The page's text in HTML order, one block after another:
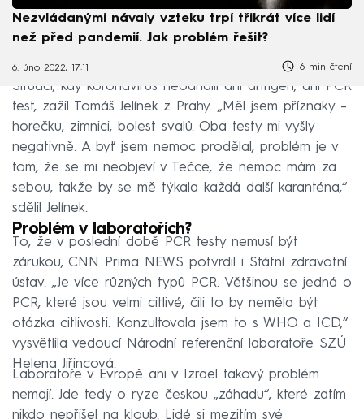
Nezvládanými návaly vzteku trpí třikrát více lidí
než před pandemií. Jak problém řešit?
6. úno 2022, 17:11 6 min čtení
Situaci, kdy koronavirus neodhalil ani antigen, ani PCR
test, zažil Tomáš Jelínek z Prahy. „Měl jsem příznaky –
horečku, zimnici, bolest svalů. Oba testy mi vyšly
negativně. A byť jsem nemoc prodělal, problém je v
tom, že se mi neobjeví v Tečce, že nemoc mám za
sebou, takže by se mě týkala každá další karanténa,“
sdělil Jelínek.
Problém v laboratořích?
To, že v poslední době PCR testy nemusí být
zárukou, CNN Prima NEWS potvrdil i Státní zdravotní
ústav. „Je více různých typů PCR. Většinou se jedná o
PCR, které jsou velmi citlivé, čili to by neměla být
otázka citlivosti. Konzultovala jsem to s WHO a ICD,“
vysvětlila vedoucí Národní referenční laboratoře SZÚ
Helena Jiřincová.
Laboratoře v Evropě ani v Izrael takový problém
nemají. Jde tedy o ryze českou „záhadu“, které zatím
nikdo nepřišel na kloub. Lidé si mezitím své